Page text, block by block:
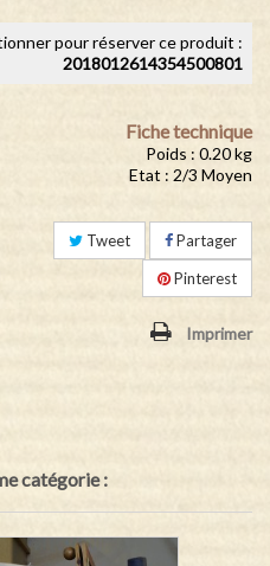
pour réserver ce produit :
2018012614354500801
Fiche technique
Poids : 0.20 kg
Etat : 2/3 Moyen
Tweet
Partager
Pinterest
Imprimer
catégorie :